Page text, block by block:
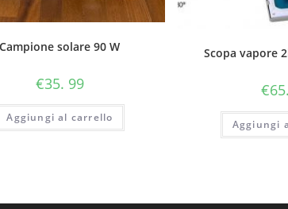
Campione solare 90 W
€35. 99
Aggiungi al carrello
Scopa vapore
€
Aggiungi